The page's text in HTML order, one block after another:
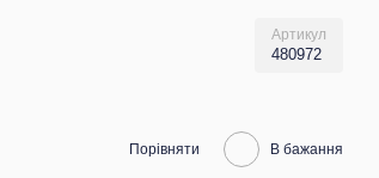
Артикул
480972
Порівняти В бажання